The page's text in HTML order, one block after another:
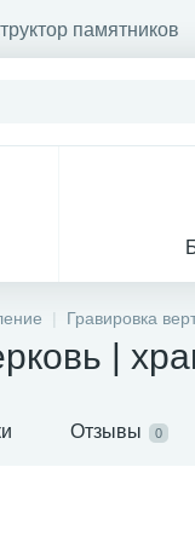
памятников
Гравировка
|
Отзывы 0